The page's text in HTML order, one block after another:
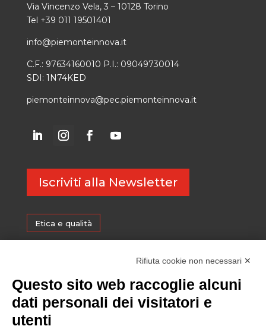
Via Vincenzo Vela, 3 – 10128 Torino
Tel +39 011 19501401
info@piemonteinnova.it
C.F.: 97634160010 P.I.: 09049730014
SDI: 1N74KED
piemonteinnova@pec.piemonteinnova.it
Iscriviti alla Newsletter
Etica e qualità
Sostenibilità
Rifiuta cookie non necessari ✕
Questo sito web raccoglie alcuni
dati personali dei visitatori e
utenti